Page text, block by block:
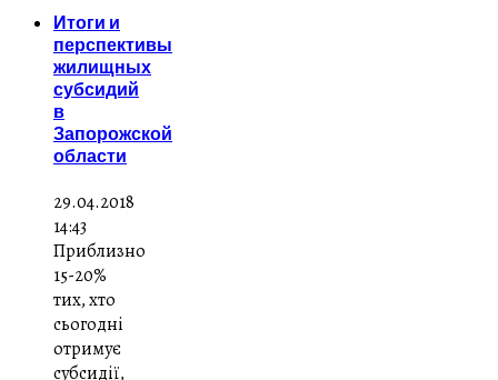
Итоги и
перспективы
жилищных
субсидий
в
Запорожской
области
29.04.2018
14:43
Приблизно
15-20%
тих, хто
сьогодні
отримує
субсидії,